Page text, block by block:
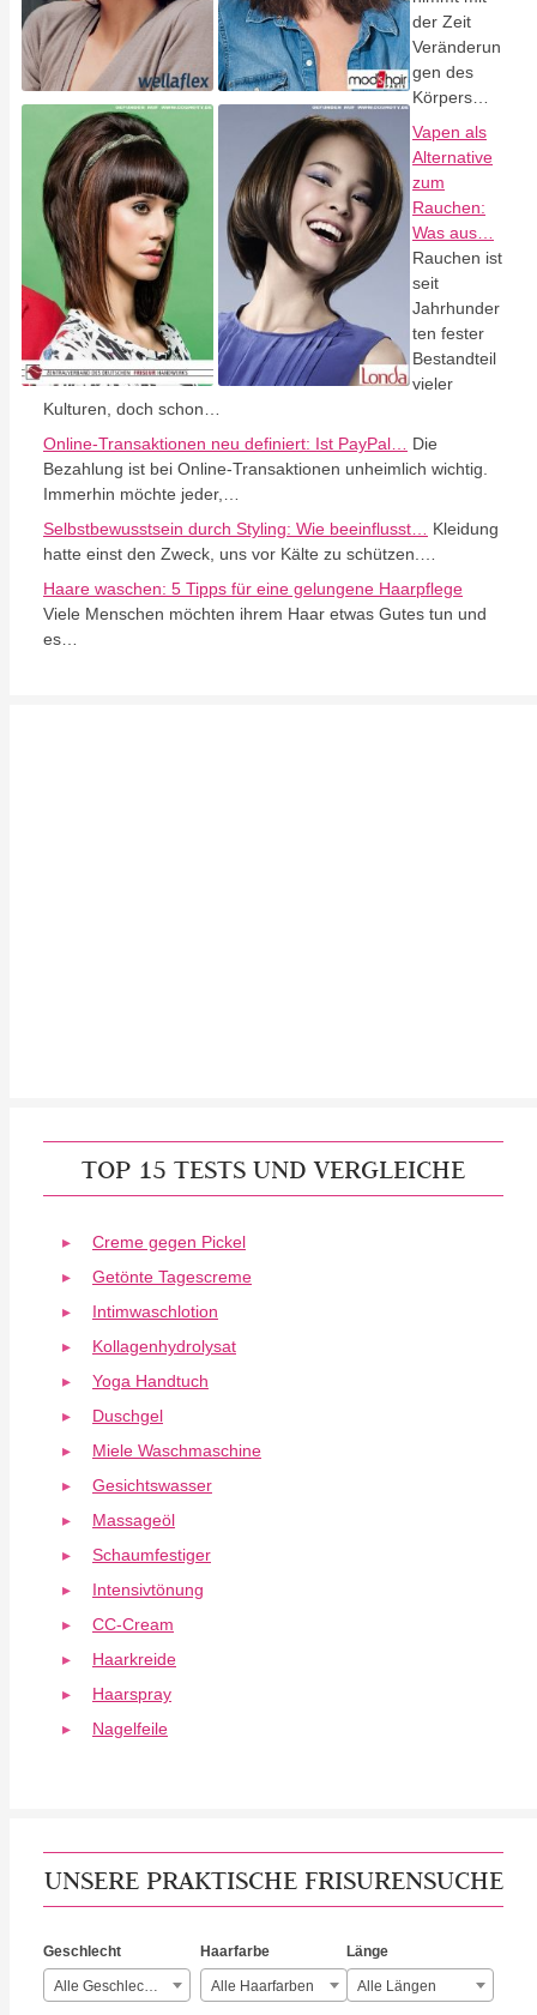
der Zeit
Veränderun
gen des
Körpers…
Vapen als
Alternative
zum
Rauchen:
Was aus…
Rauchen ist
seit
Jahrhunder
ten fester
Bestandteil
vieler
Kulturen, doch schon…
Online-Transaktionen neu definiert: Ist PayPal…
Die
Bezahlung ist bei Online-Transaktionen unheimlich wichtig.
Immerhin möchte jeder,…
Selbstbewusstsein durch Styling: Wie beeinflusst…
Kleidung
hatte einst den Zweck, uns vor Kälte zu schützen.…
Haare waschen: 5 Tipps für eine gelungene Haarpflege
Viele Menschen möchten ihrem Haar etwas Gutes tun und
es…
TOP 15 TESTS UND VERGLEICHE
Creme gegen Pickel
Getönte Tagescreme
Intimwaschlotion
Kollagenhydrolysat
Yoga Handtuch
Duschgel
Miele Waschmaschine
Gesichtswasser
Massageöl
Schaumfestiger
Intensivtönung
CC-Cream
Haarkreide
Haarspray
Nagelfeile
UNSERE PRAKTISCHE FRISURENSUCHE
Geschlecht
Alle Geschlechter
Haarfarbe
Alle Haarfarben
Länge
Alle Längen